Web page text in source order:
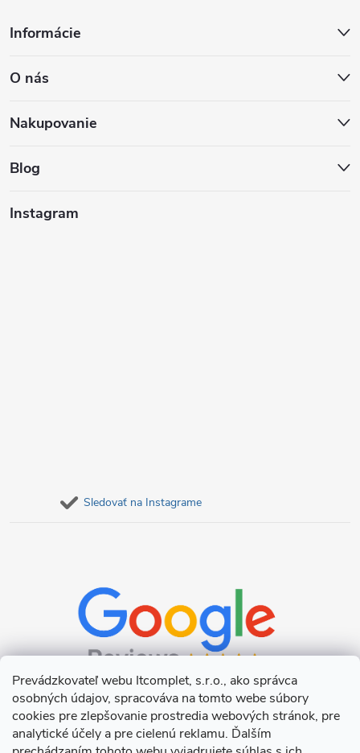
Prevádzkovateľ webu Itcomplet, s.r.o., ako správca
osobných údajov, spracováva na tomto webe súbory
cookies pre zlepšovanie prostredia webových stránok, pre
analytické účely a pre cielenú reklamu. Ďalším
p
ä
Informácie
O nás
Nakupovanie
Blog
Instagram
Sledovať na Instagrame